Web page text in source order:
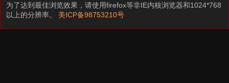
为了达到最佳浏览效果，请使用firefox等非IE内核浏览器和1024*768
以上的分辨率。 美ICP备98753210号